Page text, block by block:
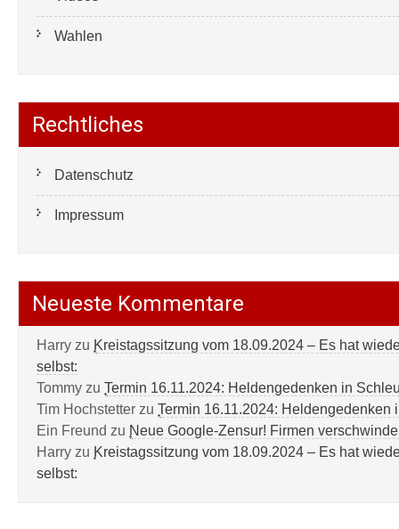
Wahlen
Rechtliches
Datenschutz
Impressum
Neueste Kommentare
Harry zu Kreistagssitzung vom 18.09.2024 – Es hat
selbst:
Tommy zu Termin 16.11.2024: Heldengedenken in
Tim Hochstetter zu Termin 16.11.2024: Heldengedenken
Ein Freund zu Neue Google-Zensur! Firmen
Harry zu Kreistagssitzung vom 18.09.2024 – Es hat
selbst: